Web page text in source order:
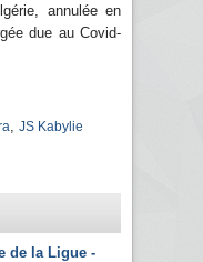
annulée en
due au Covid-
JS Kabylie
de la Ligue -